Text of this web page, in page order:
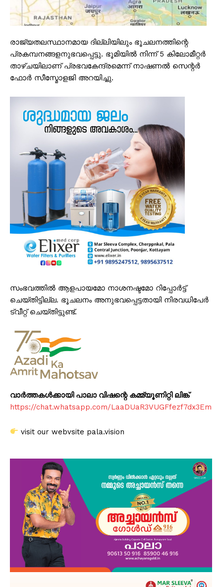
രാജ്യതലസ്ഥാനമായ ദില്ലിയിലും ഭൂചലനത്തിന്റെ
പ്രകമ്പനങ്ങളനുഭവപ്പെട്ടു. ഭൂമിയിൽ നിന്ന് 5 കിലോമീറ്റർ
താഴ്ചയിലാണ് പ്രഭവകേന്ദ്രമെന്ന് നാഷണൽ സെന്റർ
ഫോർ സീസ്മോളജി അറയിച്ചു.
സംഭവത്തിൽ ആളപായമോ നാശനഷ്ടമോ റിപ്പോർട്ട്
ചെയ്തിട്ടില്ല. ഭൂചലനം അനുഭവപ്പെട്ടതായി നിരവധിപേർ
ട്വീറ്റ് ചെയ്തിട്ടുണ്ട്.
വാർത്തകൾക്കായി പാലാ വിഷന്റെ കമ്മ്യൂണിറ്റി ലിങ്ക്
https://chat.whatsapp.com/LaaDUaR3VUGFfezf7dx3Em
visit our webvsite pala.vision